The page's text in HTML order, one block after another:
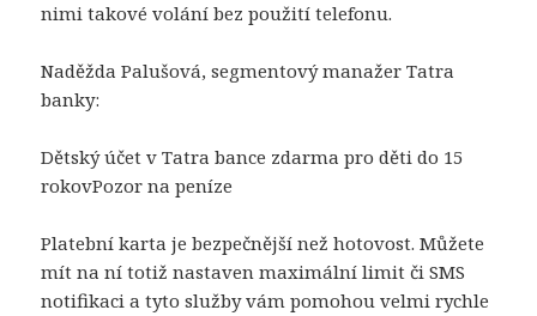
nimi takové volání bez použití telefonu.
Naděžda Palušová, segmentový manažer Tatra
banky:
Dětský účet v Tatra bance zdarma pro děti do 15
rokovPozor na peníze
Platební karta je bezpečnější než hotovost. Můžete
mít na ní totiž nastaven maximální limit či SMS
notifikaci a tyto služby vám pomohou velmi rychle